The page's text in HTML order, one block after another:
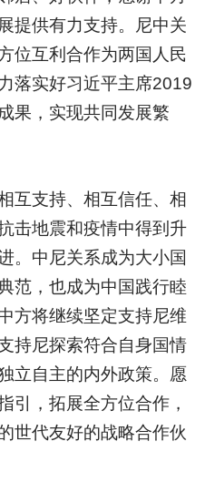
提供有力支持。尼中关
位互利合作为两国人民
落实好习近平主席2019
果，实现共同发展繁
互支持、相互信任、相
击地震和疫情中得到升
。中尼关系成为大小国
范，也成为中国践行睦
方将继续坚定支持尼维
持尼探索符合自身国情
立自主的内外政策。愿
引，拓展全方位合作，
世代友好的战略合作伙